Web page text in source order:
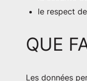
le respect
QUE
Les données